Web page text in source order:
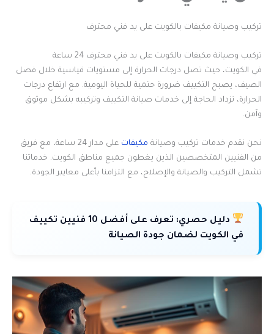
تركيب وصيانة مكيفات بالكويت على يد فني محترف
تركيب وصيانة مكيفات بالكويت على يد فني محترف 24 ساعة
في الكويت، حيث تصل درجات الحرارة إلى مستويات قياسية خلال فصل
الصيف، يصبح التكييف ضرورة حتمية للحياة اليومية. مع ارتفاع درجات
الحرارة، تزداد الحاجة إلى خدمات صيانة التكييف وتركيبه بشكل موثوق
وآمن.
نحن نقدم خدمات تركيب وصيانة مكيفات
على مدار 24 ساعة، مع فريق
من الفنيين المتخصصين الذين يغطون جميع مناطق الكويت. خدماتنا
تشمل التركيب والصيانة والإصلاح، مع التزامنا بأعلى معايير الجودة.
دليل حصري:
تعرف على أفضل 10 فنيين تكييف
في الكويت لضمان جودة الصيانة